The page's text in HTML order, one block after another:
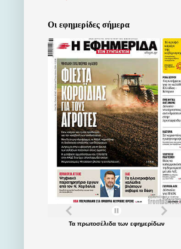
Οι εφημερίδες σήμερα
Τα πρωτοσέλιδατων εφημερίδων